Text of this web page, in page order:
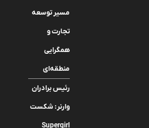
مسیر توسعه
تجارت و
همگرایی
منطقه‌ای
رئیس برادران
وارنر: شکست
Supergirl